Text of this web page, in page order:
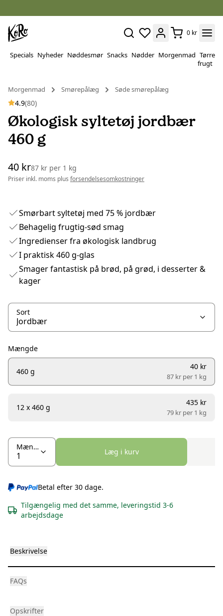
0 kr
Specials Nyheder Nøddesmør Snacks Nødder Morgenmad Tørret
frugt
Morgenmad
Smørepålæg Søde smørepålæg
4.9(80)
Økologisk syltetøj jordbær
460 g
40 kr87 kr per 1 kg
Priser inkl. moms plus forsendelsesomkostninger
Smørbart syltetøj med 75 % jordbær
Behagelig frugtig-sød smag
Ingredienser fra økologisk landbrug
I praktisk 460 g-glas
Smager fantastisk på brød, på grød, i desserter &
kager
Sort
Mængde
460 g
40 kr
87 kr per 1 kg
12 x 460 g
435 kr
79 kr per 1 kg
Mængde
Læg i kurv
Betal efter 30 dage.
Tilgængelig med det samme, leveringstid 3-6
arbejdsdage
Beskrivelse
FAQs
Opskrifter